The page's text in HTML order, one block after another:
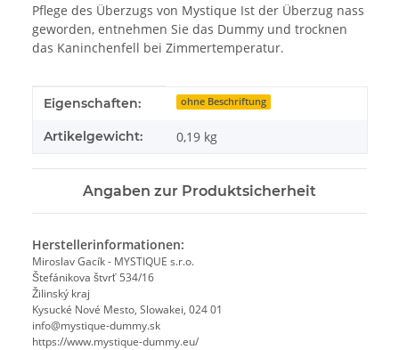
Pflege des Überzugs von Mystique Ist der Überzug nass
geworden, entnehmen Sie das Dummy und trocknen
das Kaninchenfell bei Zimmertemperatur.
Produkteigenschaft
Wert
Eigenschaften: ohne Beschriftung
Artikelgewicht: 0,19 kg
Angaben zur Produktsicherheit
Herstellerinformationen:
Miroslav Gacík - MYSTIQUE s.r.o.
Štefánikova štvrť 534/16
Žilinský kraj
Kysucké Nové Mesto, Slowakei, 024 01
info@mystique-dummy.sk
https://www.mystique-dummy.eu/